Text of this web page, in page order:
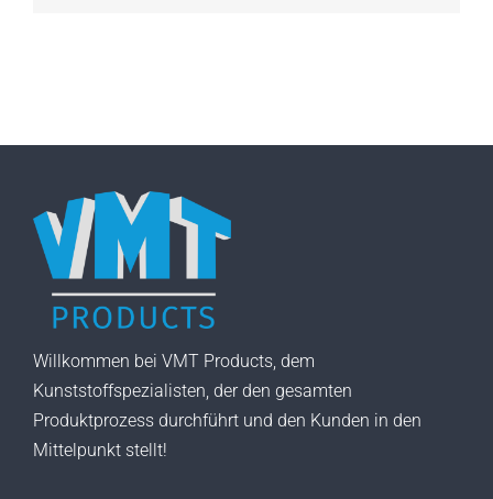
Willkommen bei VMT Products, dem
Kunststoffspezialisten, der den gesamten
Produktprozess durchführt und den Kunden in den
Mittelpunkt stellt!